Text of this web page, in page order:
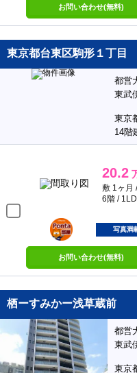
お問い合わせ(無料)
東京都台東区駒形１丁目
都営
東武
東京
14階
20.2
敷 1ヶ月
6階 /
ポンタ
部屋
写真満
お問い合わせ(無料)
栖ーすみかー浅草蔵前
都営
東武
東京